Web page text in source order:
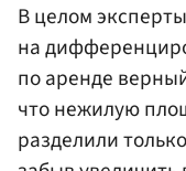
В целом
на
по аренде
что нежилую
разделили